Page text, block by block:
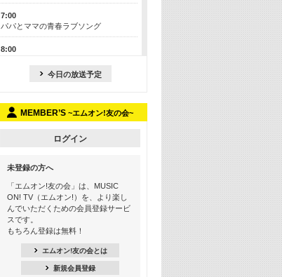
7:00
パパとママの青春ラブソング
8:00
13:00
15:30
この夏聴きたい! サマーソングメドレ
ー【歌詞入り】 #4
16:30
あのころK-POPヒッツ! 2021年
今日の放送予定
MEMBER’S ~エムオン!友の会~
ログイン
未登録の方へ
「エムオン!友の会」は、MUSIC
ON! TV（エムオン!）を、より楽し
んでいただくための会員登録サービ
スです。
もちろん登録は無料！
エムオン!友の会とは
新規会員登録